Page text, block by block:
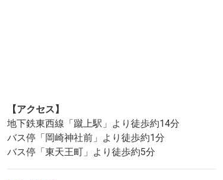
【アクセス】
地下鉄東西線「蹴上駅」より徒歩約14分
バス停「岡崎神社前」より徒歩約1分
バス停「東天王町」より徒歩約5分